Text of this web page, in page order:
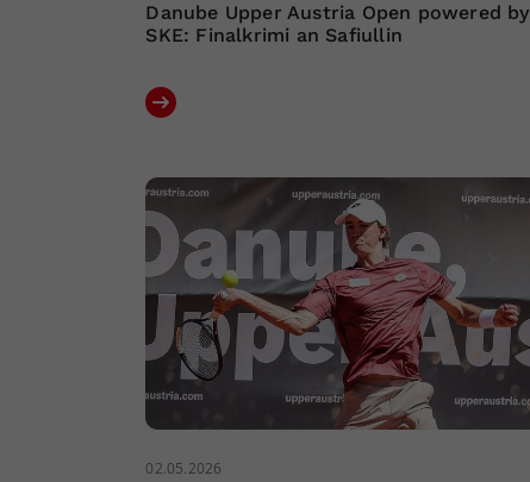
Danube Upper Austria Open powered by
SKE: Finalkrimi an Safiullin
02.05.2026